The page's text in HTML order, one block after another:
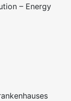
– Energy